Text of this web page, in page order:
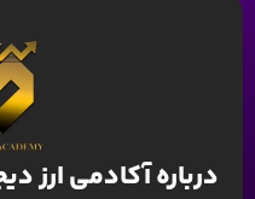
درباره آکادمی ارز